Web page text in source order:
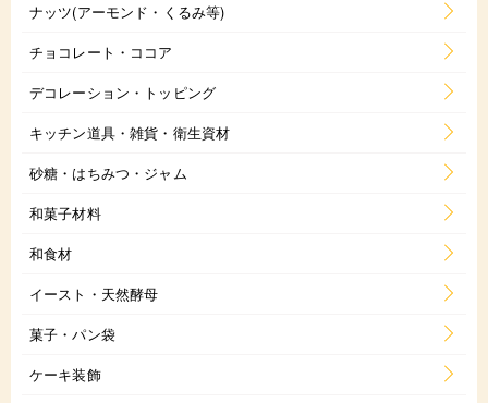
ナッツ(アーモンド・くるみ等)
チョコレート・ココア
デコレーション・トッピング
キッチン道具・雑貨・衛生資材
砂糖・はちみつ・ジャム
和菓子材料
和食材
イースト・天然酵母
菓子・パン袋
ケーキ装飾